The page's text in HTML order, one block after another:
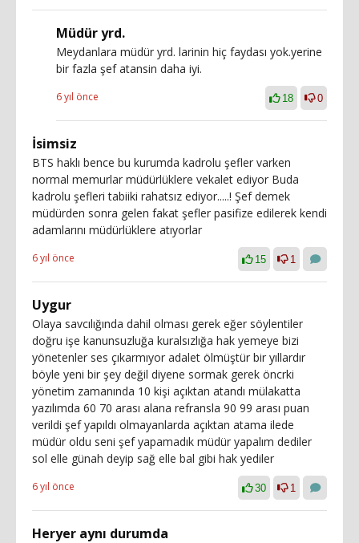
Müdür yrd.
Meydanlara müdür yrd. larinin hiç faydası yok.yerine
bir fazla şef atansin daha iyi.
6 yıl önce 18 0
İsimsiz
BTS haklı bence bu kurumda kadrolu şefler varken
normal memurlar müdürlüklere vekalet ediyor Buda
kadrolu şefleri tabiiki rahatsız ediyor.....! Şef demek
müdürden sonra gelen fakat şefler pasifize edilerek kendi
adamlarını müdürlüklere atıyorlar
6 yıl önce 15 1
Uygur
Olaya savcılığında dahil olması gerek eğer söylentiler
doğru işe kanunsuzluğa kuralsızlığa hak yemeye bizi
yönetenler ses çıkarmıyor adalet ölmüştür bir yıllardır
böyle yeni bir şey değil diyene sormak gerek öncrki
yönetim zamanında 10 kişi açıktan atandı mülakatta
yazılımda 60 70 arası alana refransla 90 99 arası puan
verildi şef yapıldı olmayanlarda açıktan atama ilede
müdür oldu seni şef yapamadık müdür yapalım dediler
sol elle günah deyip sağ elle bal gibi hak yediler
6 yıl önce 30 1
Heryer aynı durumda